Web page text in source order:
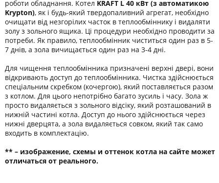
роботи обладнання. Котел KRAFT L 40 кВт (з автоматикою
Krypton), як і будь-який твердопаливний агрегат, необхідно
очищати від незгорілих часток в теплообміннику і видаляти
золу з зольного ящика. Ці процедури необхідно проводити за
потреби. Як правило, теплообмінник чиститься один раз в 5-
7 днів, а зола вичищається один раз на 3-4 дні.
Для чищення теплообмінника призначені верхні двері, вони
відкривають доступ до теплообмінника. Чистка здійснюється
спеціальним скребком (кочергою), який поставляється разом
з котлом. Для цього непотрібно багато зусиль і часу. Зола ж
просто видаляється з зольного відсіку, який розташований в
нижній частині котла. Доступ до нього здійснюється через
нижні дверцята, а зола видаляється совком, який так само
входить в комплектацію.
** – изображение, схемы и оттенок котла на сайте может
отличаться от реального.